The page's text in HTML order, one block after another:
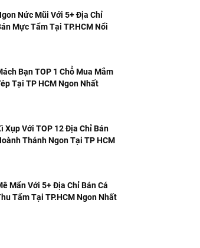
Nức Mũi Với 5+ Địa Chỉ
Mực Tẩm Tại TP.HCM Nổi
Bạn TOP 1 Chỗ Mua Mắm
Tại TP HCM Ngon Nhất
Xụp Với TOP 12 Địa Chỉ Bán
Thánh Ngon Tại TP HCM
Mẩn Với 5+ Địa Chỉ Bán Cá
Tẩm Tại TP.HCM Ngon Nhất